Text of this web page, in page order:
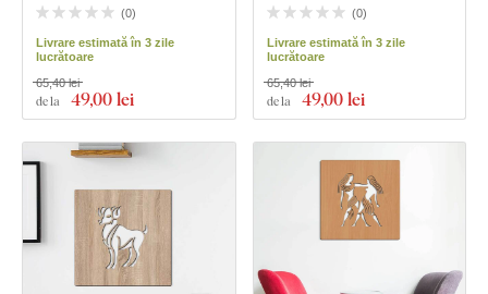
(0)
Livrare estimată în 3 zile
lucrătoare
de la 49,00 lei
65,40 lei
(0)
Livrare estimată în 3 zile
lucrătoare
de la 49,00 lei
65,40 lei